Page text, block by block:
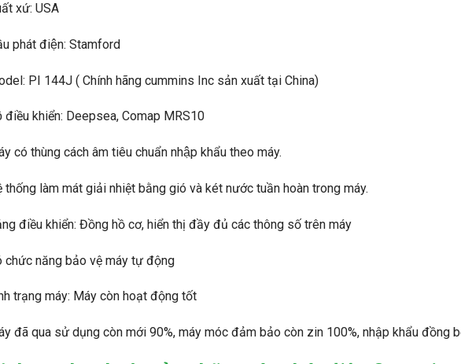
xứ: USA
phát điện: Stamford
PI 144J ( Chính hãng cummins Inc sản xuất tại China)
điều khiển: Deepsea, Comap MRS10
có thùng cách âm tiêu chuẩn nhập khẩu theo máy.
thống làm mát giải nhiệt bằng gió và két nước tuần hoàn trong máy.
điều khiển: Đồng hồ cơ, hiển thị đầy đủ các thông số trên máy
chức năng bảo vệ máy tự động
trạng máy: Máy còn hoạt động tốt
đã qua sử dụng còn mới 90%, máy móc đảm bảo còn zin 100%, nhập khẩu đồng